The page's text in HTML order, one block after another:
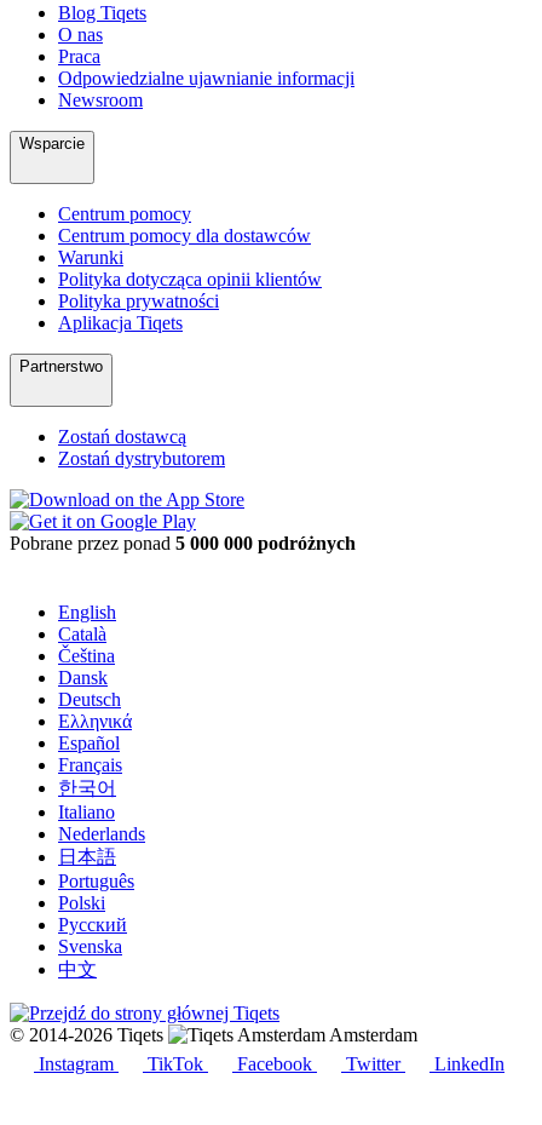
Blog Tiqets
O nas
Praca
Odpowiedzialne ujawnianie informacji
Newsroom
Wsparcie
Centrum pomocy
Centrum pomocy dla dostawców
Warunki
Polityka dotycząca opinii klientów
Polityka prywatności
Aplikacja Tiqets
Partnerstwo
Zostań dostawcą
Zostań dystrybutorem
Pobrane przez ponad 5 000 000 podróżnych
English
Català
Čeština
Dansk
Deutsch
Ελληνικά
Español
Français
한국어
Italiano
Nederlands
日本語
Português
Polski
Русский
Svenska
中文
© 2014-2026 Tiqets
Amsterdam
Instagram
TikTok Facebook Twitter LinkedIn